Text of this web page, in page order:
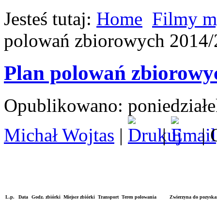
Jesteś tutaj: Home Filmy
polowań zbiorowych
Plan polowań
Opublikowano:
Michał Wojtas | | |
L.p. Data Godz. zbiórki Miejsce zbiórki Transport Teren polowania Zwierzyna do